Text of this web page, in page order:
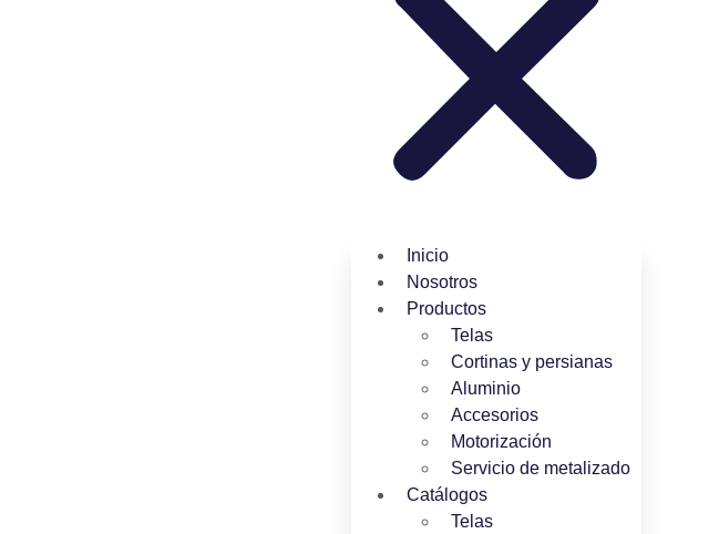
Inicio
Nosotros
Productos
Telas
Cortinas y persianas
Aluminio
Accesorios
Motorización
Servicio de metalizado
Catálogos
Telas